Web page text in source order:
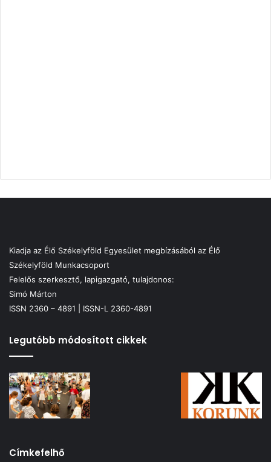
Kiadja az Élő Székelyföld Egyesület megbízásából az Élő
Székelyföld Munkacsoport
Felelős szerkesztő, lapigazgató, tulajdonos:
Simó Márton
ISSN 2360 – 4891 | ISSN-L 2360-4891
Legutóbb módosított cikkek
Címkefelhő